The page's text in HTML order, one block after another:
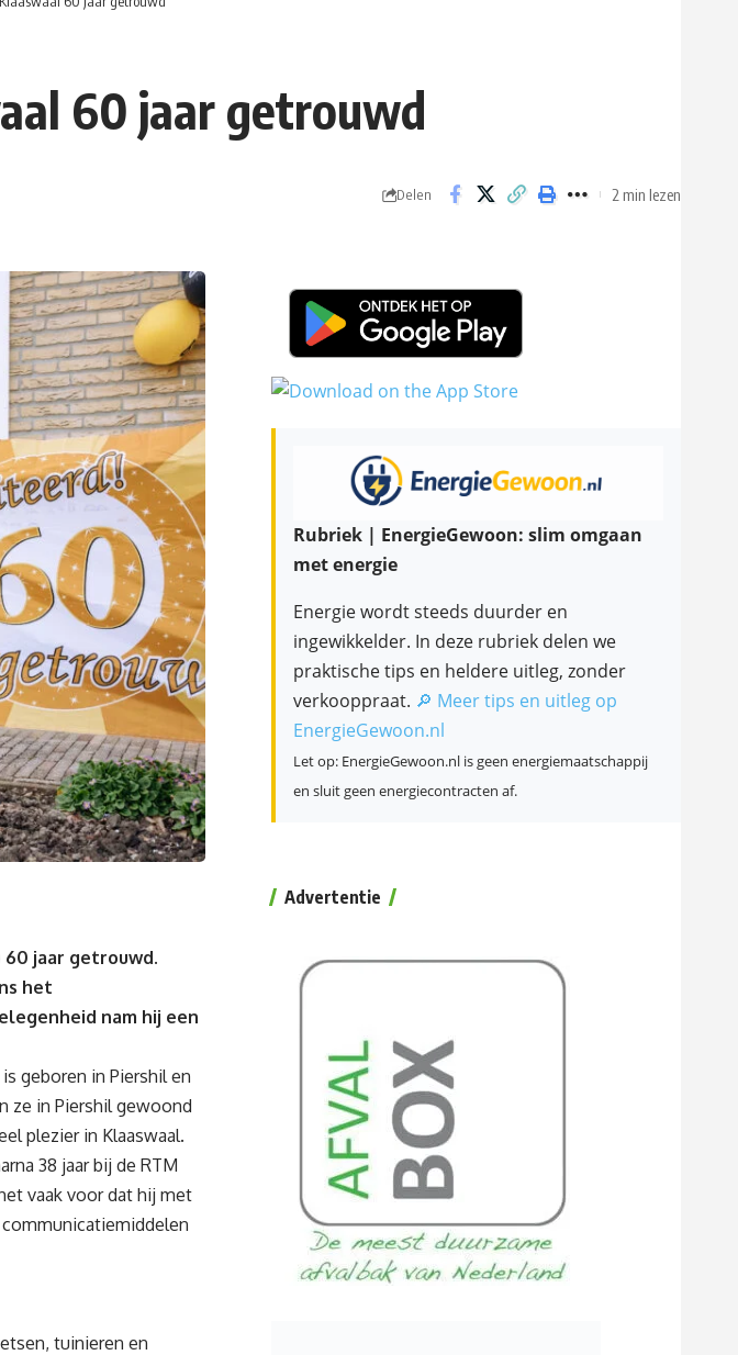
60 jaar getrouwd
Delen 2 min lezen
60 jaar getrouwd.
het
nam hij een
geboren in Piershil en
ze in Piershil gewoond
plezier in Klaaswaal.
38 jaar bij de RTM
vaak voor dat hij met
tuinieren en
Rubriek | EnergieGewoon: slim omgaan
met energie
Energie wordt steeds duurder en
ingewikkelder. In deze rubriek delen we
praktische tips en heldere uitleg, zonder
verkooppraat. 🔎 Meer tips en uitleg op
EnergieGewoon.nl
Let op: EnergieGewoon.nl is geen energiemaatschappij
en sluit geen energiecontracten af.
Advertentie